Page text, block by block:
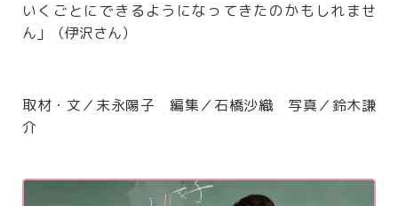
いくごとにできるようになってきたのかもしれませ
ん」（伊沢さん）
取材・文／末永陽子 編集／石橋沙織 写真／鈴木謙
介